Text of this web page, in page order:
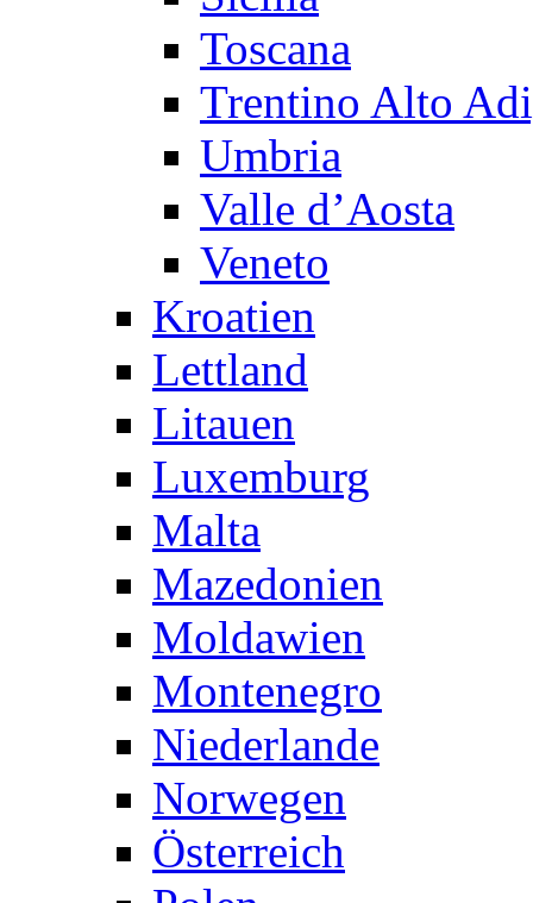
Toscana
Trentino Alto
Umbria
Valle d’Aosta
Veneto
Kroatien
Lettland
Litauen
Luxemburg
Malta
Mazedonien
Moldawien
Montenegro
Niederlande
Norwegen
Österreich